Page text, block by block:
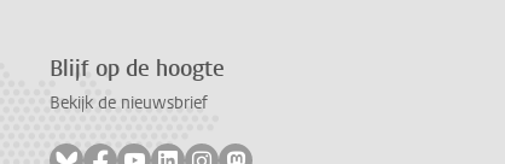
Blijf op de hoogte
Bekijk de nieuwsbrief
Volg ons op bluesky
Volg ons op facebook
Volg ons op youtube
Volg ons op linkedin
Volg ons op instagram
Volg ons op mastodon